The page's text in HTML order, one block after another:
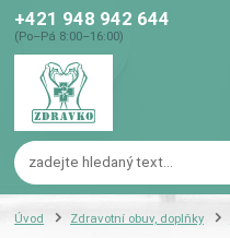
+421 948 942 644
(Po–Pá 8:00–16:00)
Úvod Zdravotní obuv, doplňky